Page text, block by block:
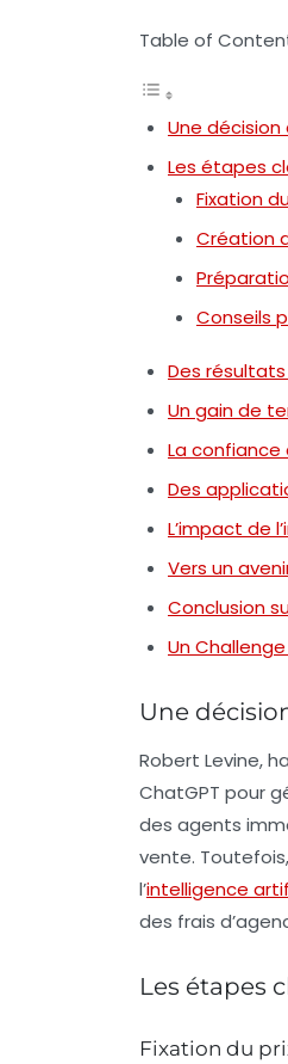
Table of
Une décision
Les étapes
Fixation
Création
Conseils
Des
Un gain de
La confiance
Des
L’impact de
Vers un
Conclusion
Un
Une
Robert Levine,
ChatGPT pour
des agents
vente.
l’intelligence
des frais
Les étapes
Fixation du